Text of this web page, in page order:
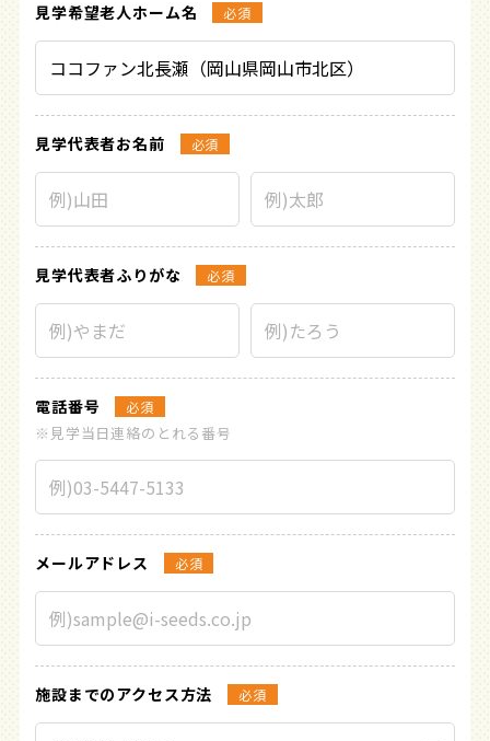
見学希望老人ホーム名 必須
見学代表者お名前 必須
見学代表者ふりがな 必須
電話番号 必須
※見学当日連絡のとれる番号
メールアドレス 必須
施設までのアクセス方法 必須